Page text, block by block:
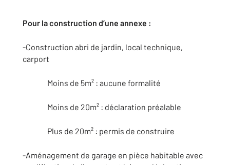
Pour la construction d’une annexe :
-Construction abri de jardin, local technique,
carport
Moins de 5m² : aucune formalité
Moins de 20m² : déclaration préalable
Plus de 20m² : permis de construire
-Aménagement de garage en pièce habitable avec